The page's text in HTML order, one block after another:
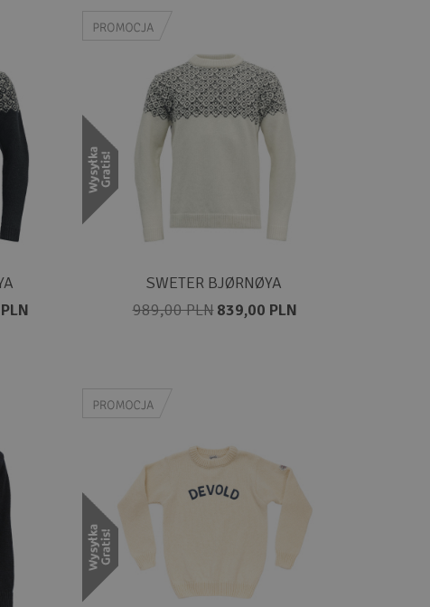
SWETER BJØRNØYA
989,00 PLN 839,00 PLN